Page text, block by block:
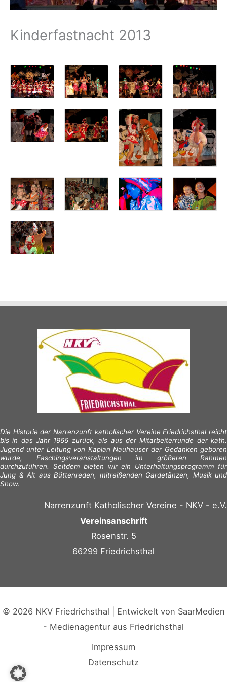
Kinderfastnacht 2013
Die Historie der Narrenzunft katholischer Vereine Friedrichsthal reicht
bis in das Jahr 1966 zurück, als aus der Mitarbeiterrunde der kath.
Jugend unter Leitung von Kaplan Nauhauser der Gedanken geboren
wurde, Faschingsveranstaltungen im größeren Rahmen
durchzuführen. Seitdem bieten wir ein Unterhaltungsprogramm für
Jung & Alt aus Büttenreden, mitreißenden Gardetänzen, Musik und
Show.
Narrenzunft Katholischer Vereine - NKV - e.V.
Vereinsanschrift
Rosenstr. 5
66299 Friedrichsthal
© 2026 NKV Friedrichsthal | Entwickelt von SaarMedien
- Medienagentur aus Friedrichsthal
Impressum
Datenschutz